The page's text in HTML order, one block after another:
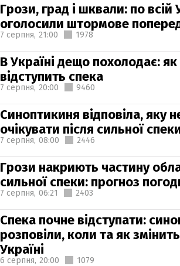
Грози, град і шквали: по всій
оголосили штормове
7 серпня, 21:00 1978
В Україні дещо похолодає:
відступить спека
7 серпня, 20:00 9460
Синоптикиня відповіла, яку
очікувати після сильної
7 серпня, 08:00 2446
Грози накриють частину
сильної спеки: прогноз
7 серпня, 06:21 2403
Спека почне відступати:
розповіли, коли та як
Україні
6 серпня, 20:00 1079